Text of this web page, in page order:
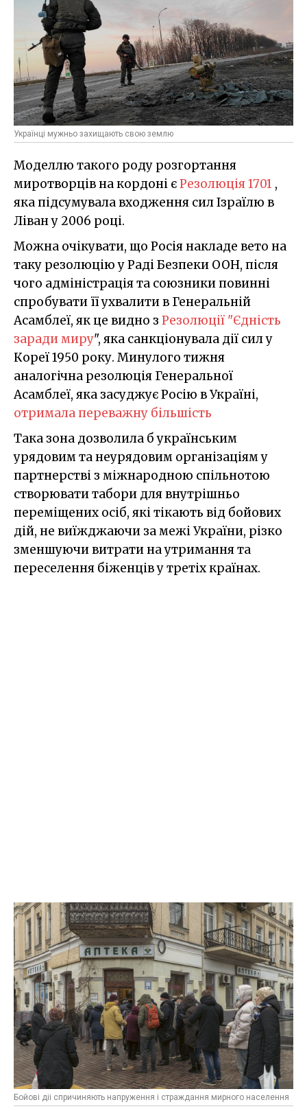
Українці мужньо захищають свою землю
Моделлю такого роду розгортання
миротворців на кордоні єРезолюція 1701 ,
яка підсумувала входження сил Ізраїлю в
Ліван у 2006 році.
Можна очікувати, що Росія накладе вето на
таку резолюцію у Раді Безпеки ООН, після
чого адміністрація та союзники повинні
спробувати її ухвалити в Генеральній
Асамблеї, як це видно з Резолюції "Єдність
заради миру", яка санкціонувала дії сил у
Кореї 1950 року. Минулого тижня
аналогічна резолюція Генеральної
Асамблеї, яка засуджує Росію в Україні,
отримала переважну більшість
Така зона дозволила б українським
урядовим та неурядовим організаціям у
партнерстві з міжнародною спільнотою
створювати табори для внутрішньо
переміщених осіб, які тікають від бойових
дій, не виїжджаючи за межі України, різко
зменшуючи витрати на утримання та
переселення біженців у третіх країнах.
Бойові діі спричиняють напруження і страждання мирного населення